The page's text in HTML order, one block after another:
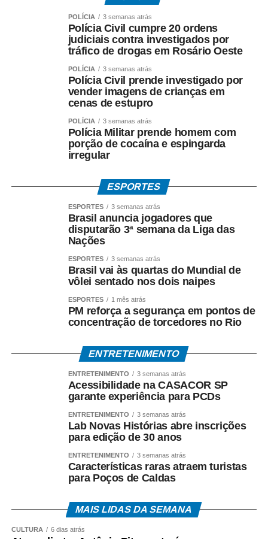
Américas um exemplo ao receber bem pessoas com
deficiência motora, visual e auditiva”.
Silvana Cambiaghi, arquiteta e consultora de
acessibilidade da mostra desde 2005, destacou que a
acessibilidade não é tratada como adaptação pontual,
mas como conceito integrado ao planejamento e à
uma mostra acessível é um processo que começa muito
antes da abertura ao público. A acessibilidade deve estar
presente em todas as fases, do projeto à execução, com
citando a participação do engenheiro Oswaldo Rafael
A iniciativa reforça a trajetória iniciada em 2006, quando
foram implementadas as primeiras adaptações – rampas,
nivelamento de pisos, banheiros acessíveis e calçada
tátil – e consolida a CASACOR como referência nacional
em arquitetura universal.
COMENTE ABAIXO:
WhatsApp
Facebook
Twitter
Messenger
LinkedIn
Share
POLÍCIA 3 semanas atrás
Polícia Civil cumpre 20 ordens
judiciais contra investigados por
tráfico de drogas em Rosário Oeste
POLÍCIA 3 semanas atrás
Polícia Civil prende investigado por
vender imagens de crianças em
cenas de estupro
POLÍCIA 3 semanas atrás
Polícia Militar prende homem com
porção de cocaína e espingarda
irregular
ESPORTES
ESPORTES 3 semanas atrás
Brasil anuncia jogadores que
disputarão 3ª semana da Liga das
Nações
ESPORTES 3 semanas atrás
Brasil vai às quartas do Mundial de
vôlei sentado nos dois naipes
ESPORTES 1 mês atrás
PM reforça a segurança em pontos de
concentração de torcedores no Rio
ENTRETENIMENTO
ENTRETENIMENTO 3 semanas atrás
Acessibilidade na CASACOR SP
garante experiência para PCDs
ENTRETENIMENTO 3 semanas atrás
Lab Novas Histórias abre inscrições
para edição de 30 anos
ENTRETENIMENTO 3 semanas atrás
Características raras atraem turistas
para Poços de Caldas
MAIS LIDAS DA SEMANA
CULTURA 6 dias atrás